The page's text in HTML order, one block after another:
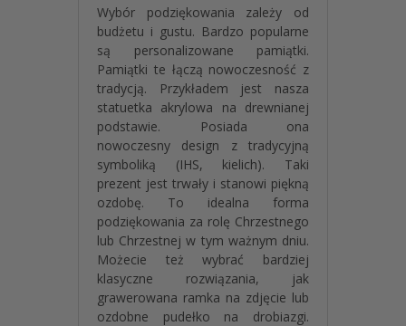
personalizowane podziękowanie komunijne. To
wyjątkowy prezent-podziękowanie wręczany przez
dziecko (lub w jego imieniu). Dzięki możliwości
zmiany nagłówka ("Chrzestny", "Chrzestna",
"Dziadkowie") oraz danych personalnych (imię, data)
czyni ją idealną dla każdego. Możliwość zmiany
standardowego tekstu lub modyfikacji elementów
graficznych jest usługą premium,dodatkowo
. To czyni ofertę elastyczną dla klientów
szukających unikalnego projektu.
Nasze grafiki tworzą kompleksowe kolekcje.
Podziękowania dla chrzestnych idealnie pasują
do podziękowań dla gości, zaproszeń i
winietek, tablic powitalnych, tworząc spójną
oprawę przyjęcia. Razem tworzymy spójną
kolekcję całej komunii.
Wybór podziękowania zależy od
budżetu i gustu. Bardzo popularne
są personalizowane pamiątki.
Pamiątki te łączą nowoczesność z
tradycją. Przykładem jest nasza
statuetka akrylowa na drewnianej
podstawie. Posiada ona
nowoczesny design z tradycyjną
symboliką (IHS, kielich). Taki
prezent jest trwały i stanowi piękną
ozdobę. To idealna forma
podziękowania za rolę Chrzestnego
lub Chrzestnej w tym ważnym dniu.
Możecie też wybrać bardziej
klasyczne rozwiązania, jak
grawerowana ramka na zdjęcie lub
ozdobne pudełko na drobiazgi.